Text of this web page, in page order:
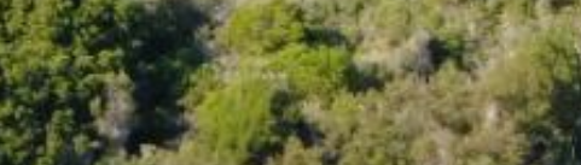
PRÜFUNGSTERMINE
ONLINEKURS
FAQ